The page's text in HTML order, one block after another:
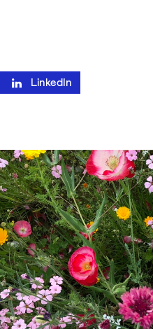
LinkedIn